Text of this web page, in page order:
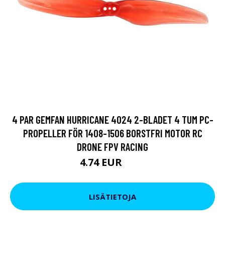
4 PAR GEMFAN HURRICANE 4024 2-BLADET 4 TUM PC-
PROPELLER FÖR 1408-1506 BORSTFRI MOTOR RC
DRONE FPV RACING
4.74 EUR
LISÄTIETOJA